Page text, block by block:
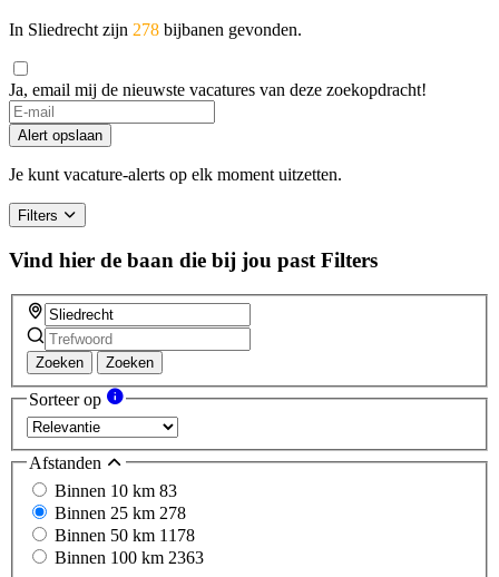
In Sliedrecht zijn 278 bijbanen gevonden.
Ja, email mij de nieuwste vacatures van deze zoekopdracht!
If
you
are
a
ignore
this
field
Alert opslaan
Je kunt vacature-alerts op elk moment uitzetten.
Filters
Vind hier de baan die bij jou past Filters
Zoeken Zoeken
Sorteer op
Afstanden
Binnen 10 km 83
Binnen 25 km 278
Binnen 50 km 1178
Binnen 100 km 2363